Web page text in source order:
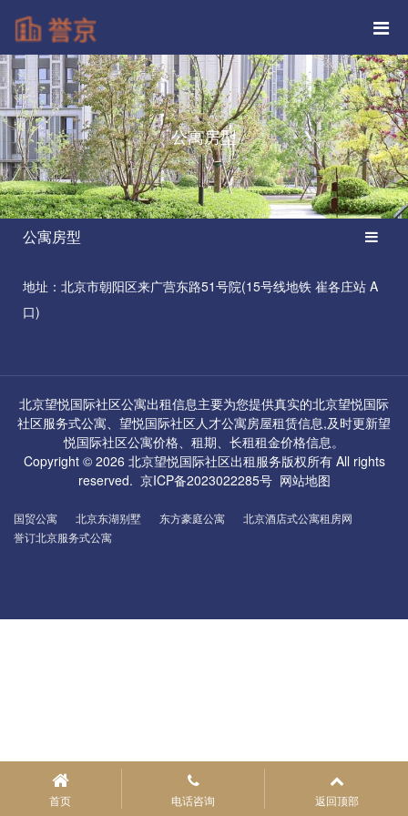
公寓房型
公寓房型
地址：北京市朝阳区来广营东路51号院(15号线地铁 崔各庄站 A
口)
北京望悦国际社区公寓出租信息主要为您提供真实的北京望悦国际
社区服务式公寓、 望悦国际社区人才公寓房屋租赁信息,及时更新望
悦国际社区公寓价格、租期、长租租金价格信息。
Copyright © 2026 北京望悦国际社区出租服务版权所有 All rights
reserved. 京ICP备2023022285号 网站地图
国贸公寓 北京东湖别墅 东方豪庭公寓
北京酒店式公寓租房网
誉订北京服务式公寓
首页 电话咨询 返回顶部